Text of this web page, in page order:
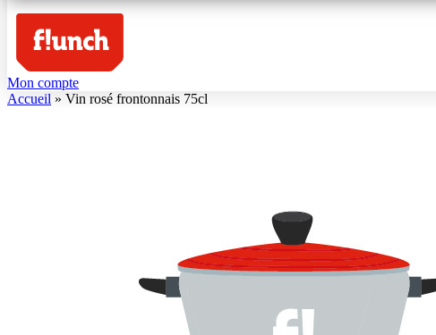
Mon compte
Accueil » Vin rosé frontonnais 75cl